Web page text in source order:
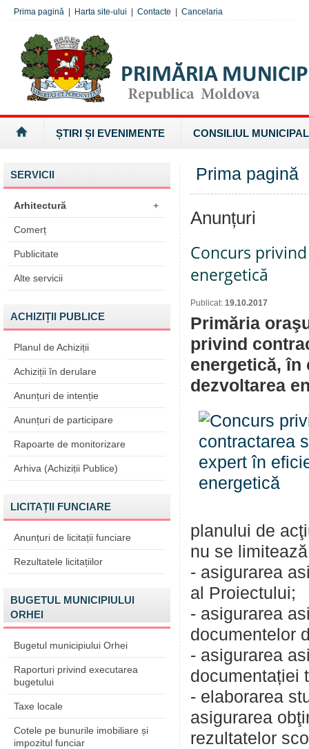
Prima pagină Harta site-ului Contacte Cancelaria
ȘTIRI ȘI EVENIMENTE CONSILIUL MUNICIPAL
SERVICII
Arhitectură +
Comerț
Publicitate
Alte servicii
ACHIZIȚII PUBLICE
Planul de Achiziții
Achiziții în derulare
Anunțuri de intenție
Anunțuri de participare
Rapoarte de monitorizare
Arhiva (Achiziții Publice)
LICITAȚII FUNCIARE
Anunțuri de licitații funciare
Rezultatele licitațiilor
BUGETUL MUNICIPIULUI
ORHEI
Bugetul municipiului Orhei
Raporturi privind executarea
bugetului
Taxe locale
Cotele pe bunurile imobiliare și
impozitul funciar
Prima pagină
Anunțuri
Concurs
energetică
Publicat: 19.10.2017
Primăria
privind
energetică, în
dezvoltarea
planului de
nu se
- asigurarea
al Proiectului;
- asigurarea
documentelor
- asigurarea
documentației
- elaborarea
asigurarea
rezultatelor